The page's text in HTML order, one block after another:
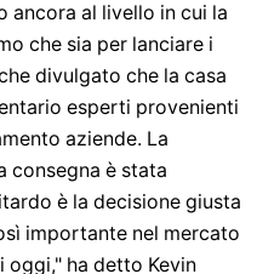
ancora al livello in cui la
che sia per lanciare i
divulgato che la casa
esperti provenienti
aziende. La
consegna è stata
è la decisione giusta
importante nel mercato
ha detto Kevin